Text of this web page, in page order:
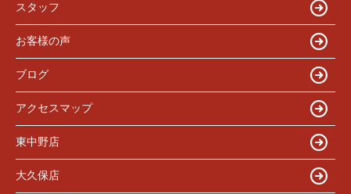
スタッフ
お客様の声
ブログ
アクセスマップ
東中野店
大久保店